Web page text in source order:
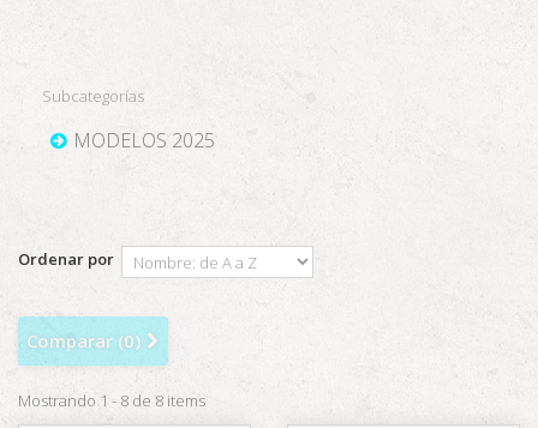
Subcategorías
MODELOS 2025
Ordenar por
Comparar (0)
Mostrando 1 - 8 de 8 items